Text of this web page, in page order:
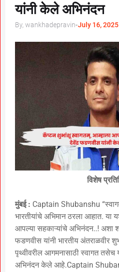
यांनी केले अभिनंदन
By, wankhadepravin-July 16,
विशेष
मुंबई : Captain Shubanshu
भारतीयांचे अभिमान ठरला आहात. या
आपल्या सहकाऱ्यांचे अभिनंदन..! अशा
फडणवीस यांनी भारतीय अंतराळवीर
पृथ्वीवरील आगमनासाठी स्वागत तसेच
अभिनंदन केले आहे.Captain